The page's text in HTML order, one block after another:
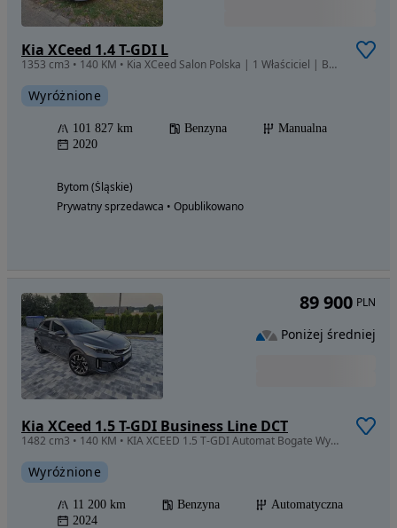
Kia XCeed 1.4 T-GDI L
1353 cm3 • 140 KM • Kia XCeed Salon Polska | 1 Właściciel | Bogata wersja | Full LED | Hak
Wyróżnione
101 827 km Benzyna
Manualna
2020
Bytom (Śląskie)
Prywatny sprzedawca • Opublikowano
Kia XCeed 1.5 T-GDI Business Line DCT
1482 cm3 • 140 KM • KIA XCEED 1.5 T-GDI Automat Bogate Wyposażenie Niski Przebieg
Wyróżnione
11 200 km Benzyna
Automatyczna
2024
89 900 PLN
Poniżej średniej